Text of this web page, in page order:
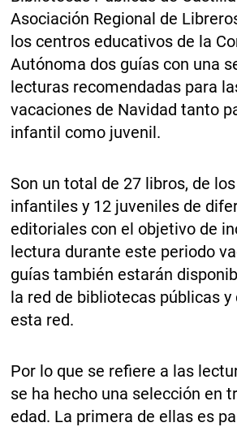
Asociación Regional de
los centros educativos de la
Autónoma dos guías con una
lecturas recomendadas para
vacaciones de Navidad tanto
infantil como juvenil.
Son un total de 27 libros, de
infantiles y 12 juveniles de
editoriales con el objetivo de
lectura durante este periodo
guías también estarán
la red de bibliotecas públicas y
esta red.
Por lo que se refiere a las
se ha hecho una selección en
edad. La primera de ellas es